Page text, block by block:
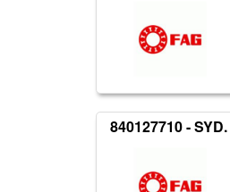
840127710 -